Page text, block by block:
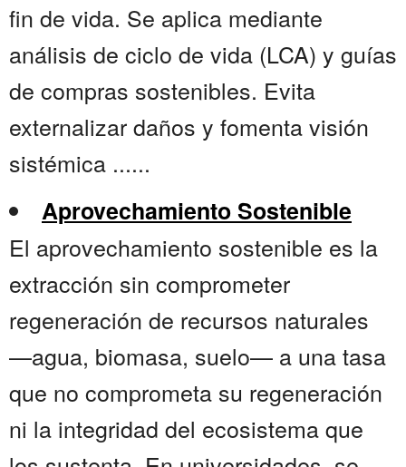
fin de vida. Se aplica mediante
análisis de ciclo de vida (LCA) y guías
de compras sostenibles. Evita
externalizar daños y fomenta visión
sistémica ......
Aprovechamiento Sostenible
El aprovechamiento sostenible es la
extracción sin comprometer
regeneración de recursos naturales
—agua, biomasa, suelo— a una tasa
que no comprometa su regeneración
ni la integridad del ecosistema que